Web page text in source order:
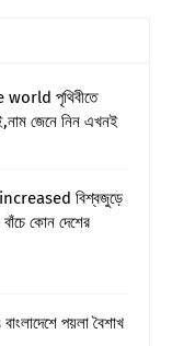
পৃথিবীতে
জেনে নিন এখনই
বিশ্বজুড়ে
কোন দেশের
পয়লা বৈশাখ